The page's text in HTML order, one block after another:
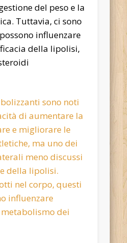
del peso e la
Tuttavia, ci sono
influenzare
della lipolisi,
sono noti
di aumentare la
e migliorare le
ma uno dei
meno discussi
della lipolisi.
nel corpo, questi
influenzare
dei